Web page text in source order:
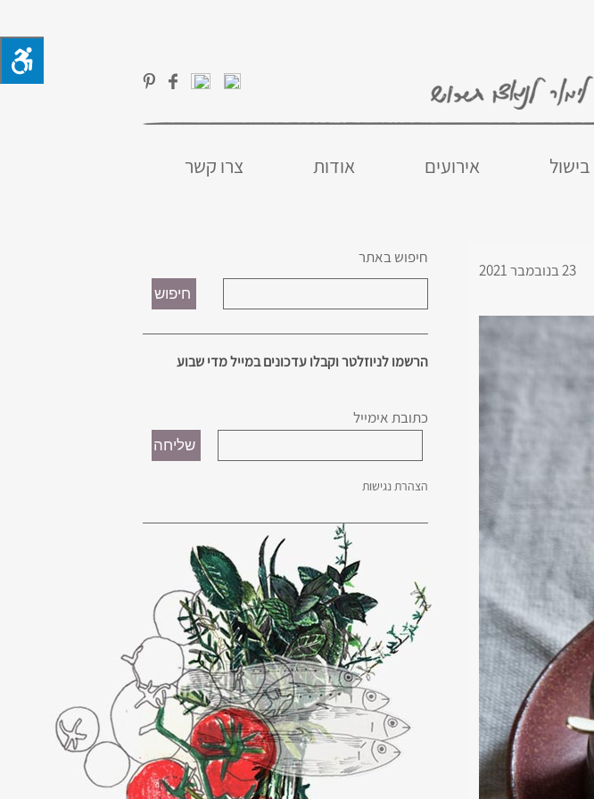
אירועים אודות צרו קשר
23 בנובמבר 2021
חיפוש באתר
הרשמו לניוזלטר וקבלו עדכונים במייל מדי שבוע
כתובת אימייל
הצהרת נגישות